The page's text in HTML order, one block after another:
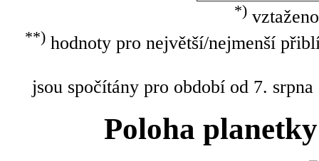
*)
**)hodnoty pro největší/nejmenší
jsou spočítány pro období od 7.
Poloha